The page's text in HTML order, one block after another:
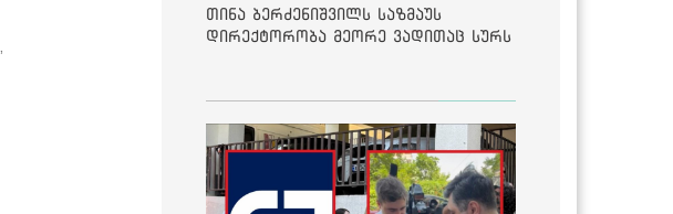
თინა ბერძენიშვილს საზმაუს
დირექტორობა მეორე ვადითაც სურს